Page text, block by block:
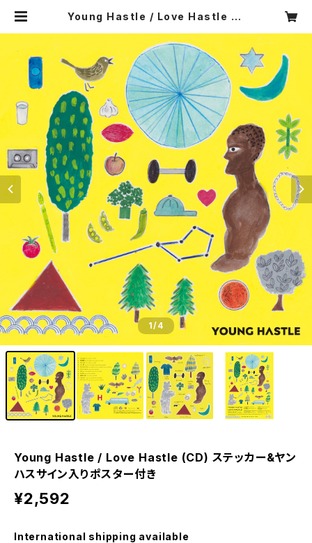
Young Hastle / Love Hastle (C
スター付き | yh
1/4
Young Hastle / Love Hastle (CD) ステッカー&ヤン
ハスサイン入りポスター付き
¥2,592
International shipping available